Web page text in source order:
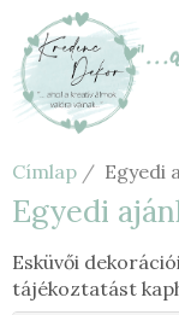
tartalomra
Címlap Egyedi
Egyedi
Esküvői
tájékoztatást